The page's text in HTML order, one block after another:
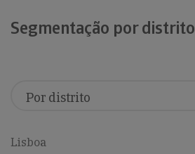
Segmentação por distrito
Lisboa